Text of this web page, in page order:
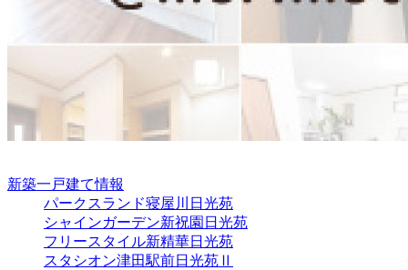
新築一戸建て情報
パークスランド寝屋川日光苑
シャインガーデン新祝園日光苑
フリースタイル新精華日光苑
スタシオン津田駅前日光苑Ⅱ